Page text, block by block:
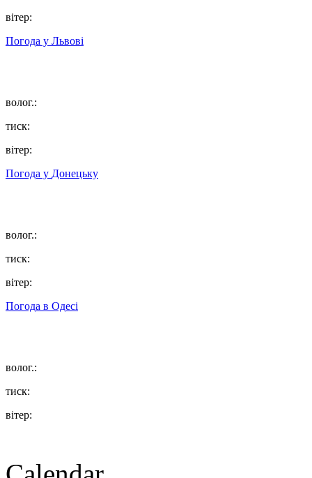
вітер:
Погода у Львові
волог.:
тиск:
вітер:
Погода у Донецьку
волог.:
тиск:
вітер:
Погода в Одесі
волог.:
тиск:
вітер: